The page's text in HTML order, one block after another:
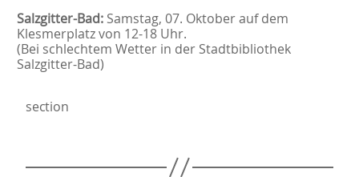
Salzgitter-Bad:Samstag, 07. Oktober auf dem
Klesmerplatz von 12-18 Uhr.
(Bei schlechtem Wetter in der Stadtbibliothek
Salzgitter-Bad)
section